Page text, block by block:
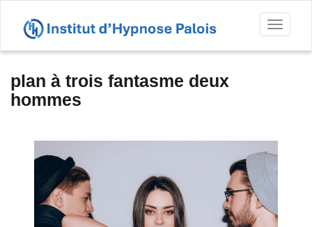
plan à trois fantasme deux
hommes